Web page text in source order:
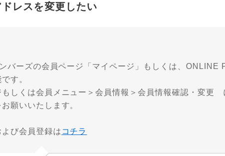
レスを変更したい
バーズの会員ページ「マイページ」もしくは、ONLINE
す。
もしくは会員メニュー＞会員情報＞会員情報確認・変更
願いいたします。
よび会員登録は コチラ